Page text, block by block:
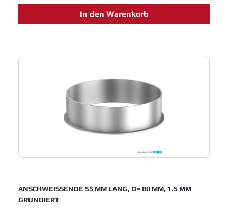
Baukastenprinzip entwickelt und bieten moderne
Lösungen für das Schüttguthandling sowie
Jacob Rohrbau eine feste Position in allen
Laufrohre einsetzen.
In den Warenkorb
ANSCHWEISSENDE 55 MM LANG, D= 80 MM, 1.5 MM
GRUNDIERT